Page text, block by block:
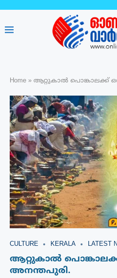
Home » ആറ്റുകാൽ പൊങ്കാലക്ക്
CULTURE KERALA LATEST
ആറ്റുകാൽ
അനന്തപുരി.